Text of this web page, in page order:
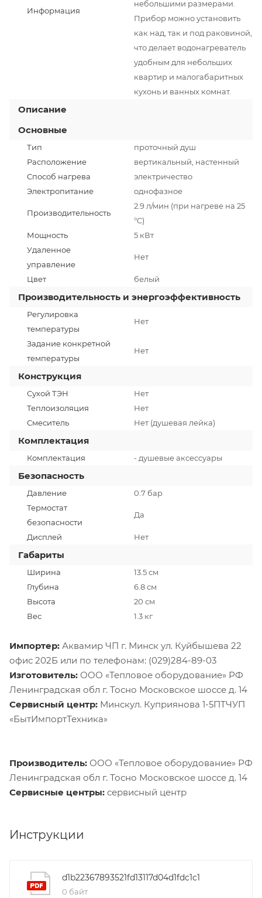
Информация
небольшими размерами.
Прибор можно установить
как над, так и под раковиной,
что делает водонагреватель
удобным для небольших
квартир и малогабаритных
кухонь и ванных комнат.
Описание
Основные
Тип
проточный душ
Расположение
вертикальный, настенный
Способ нагрева
электричество
Электропитание
однофазное
Производительность
2.9 л/мин (при нагреве на 25
°C)
Мощность
5 кВт
Удаленное
управление
Нет
Цвет белый
Производительность и энергоэффективность
Регулировка
температуры
Нет
Задание конкретной
температуры
Нет
Конструкция
Сухой ТЭН
Нет
Теплоизоляция
Нет
Смеситель
Нет (душевая лейка)
Комплектация
Комплектация - душевые аксессуары
Безопасность
Давление
0.7 бар
Термостат
безопасности
Да
Дисплей Нет
Габариты
Ширина
13.5 см
Глубина
6.8 см
Высота
20 см
Вес
1.3 кг
Импортер: Аквамир ЧП г. Минск ул. Куйбышева 22
офис 202Б или по телефонам: (029)284-89-03
Изготовитель: ООО «Тепловое оборудование» РФ
Ленинградская обл г. Тосно Московское шоссе д. 14
Сервисный центр: Минскул. Куприянова 1-5ПТЧУП
«БытИмпортТехника»
Производитель: ООО «Тепловое оборудование» РФ
Ленинградская обл г. Тосно Московское шоссе д. 14
Сервисные центры: сервисный центр
Инструкции
d1b22367893521fd13117d04d1fdc1c1
0 байт